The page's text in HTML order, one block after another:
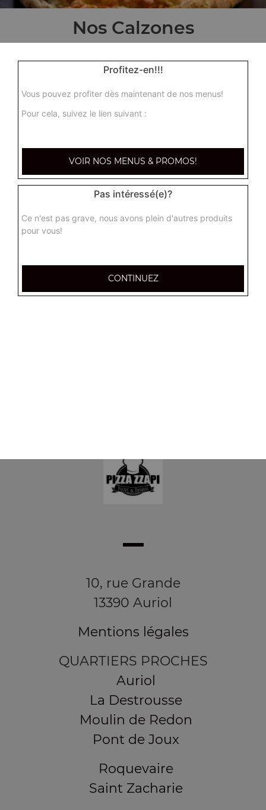
Nos Calzones
calzone
Base crème, ou base tomate + 6 ingrédients au choix
16.00€
10, rue Grande
13390 Auriol
Mentions légales
QUARTIERS PROCHES
Auriol
La Destrousse
Moulin de Redon
Pont de Joux
Roquevaire
Saint Zacharie
Profitez-en!!!
Vous pouvez profiter dès maintenant de nos menus!
Pour cela, suivez le lien suivant :
VOIR NOS MENUS & PROMOS!
Pas intéressé(e)?
Ce n'est pas grave, nous avons plein d'autres produits
pour vous!
CONTINUEZ